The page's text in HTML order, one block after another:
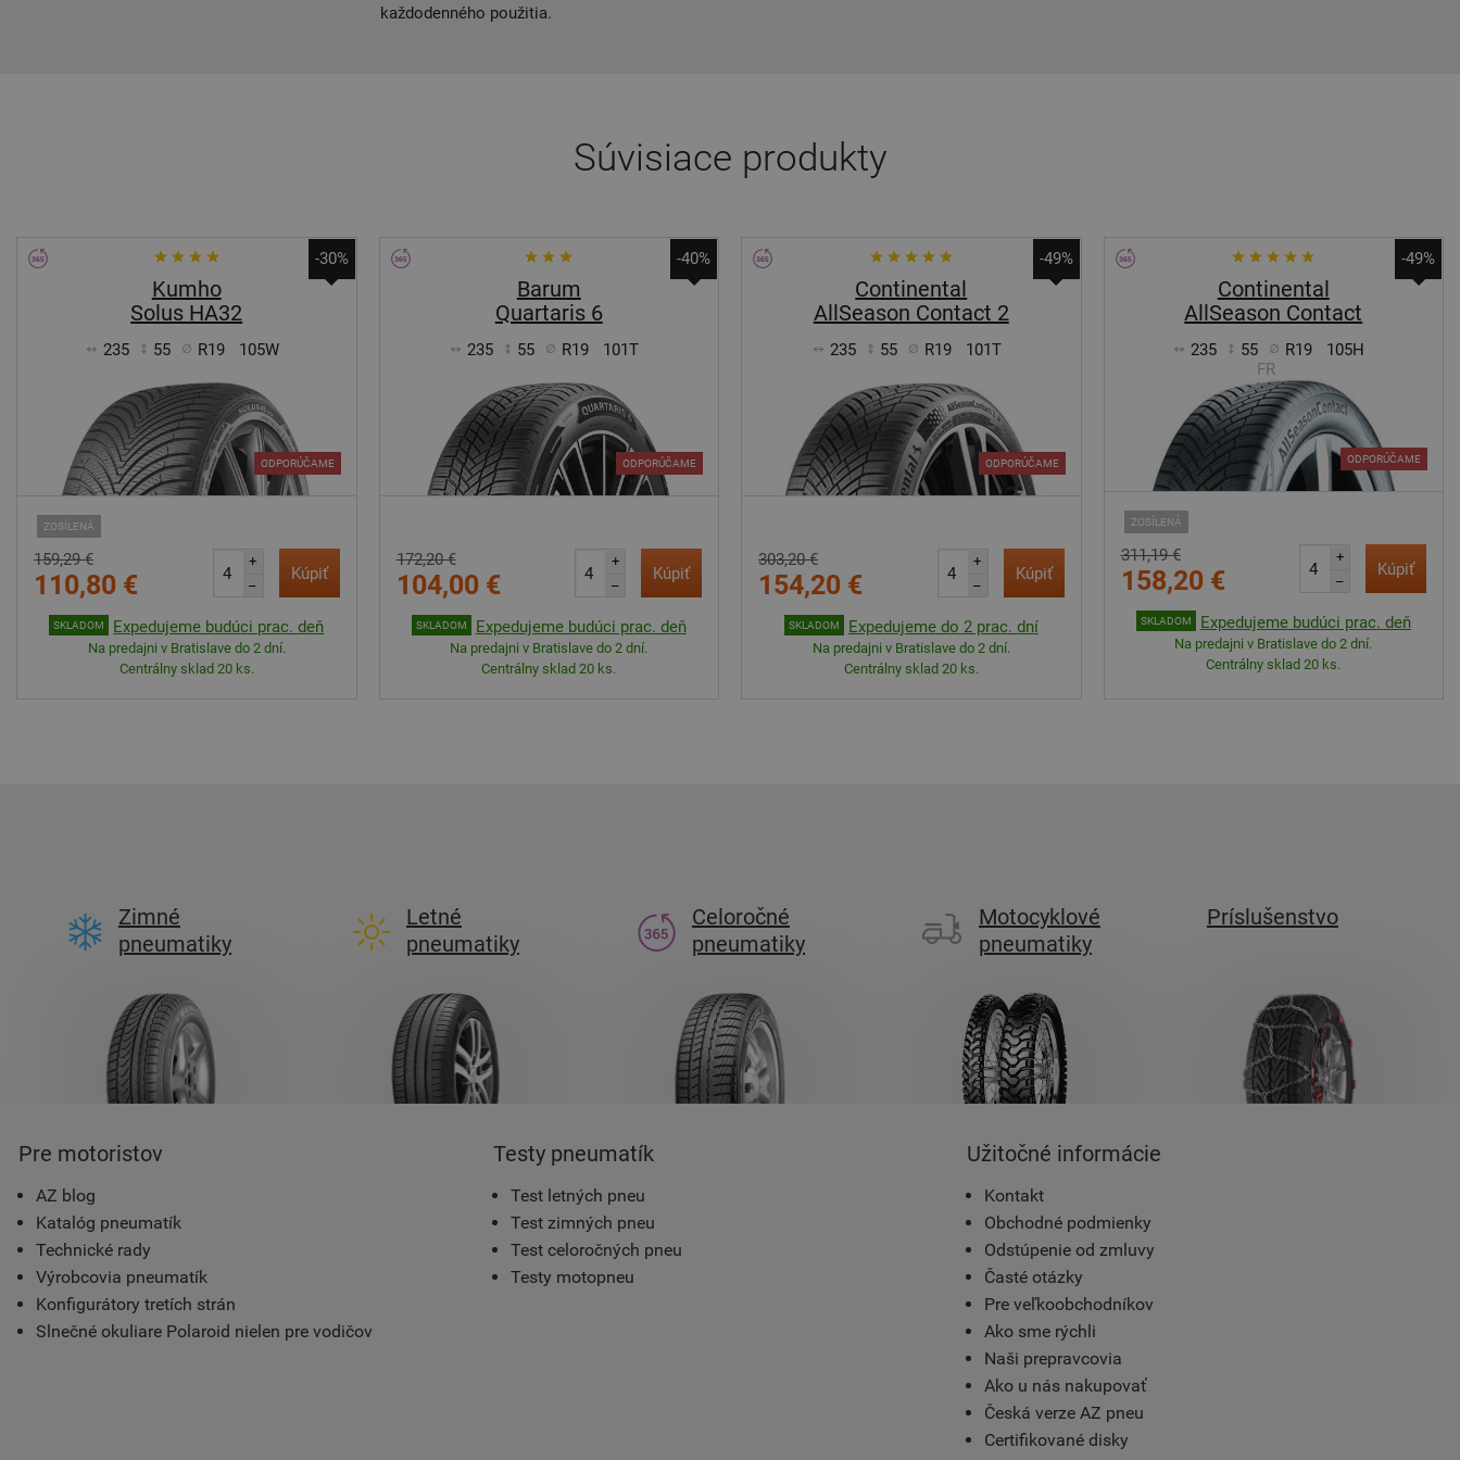
každodenného použitia.
Súvisiace produkty
-30%
Kumho
Solus HA32
235 55 R19 105W
ZOSÍLENÁ
ODPORÚČAME
159,29 €
110,80 €
+
–
Kúpiť
SKLADOM Expedujeme budúci prac. deň
Na predajni v Bratislave do 2 dní.
Centrálny sklad 20 ks.
-40%
Barum
Quartaris 6
235 55 R19 101T
ODPORÚČAME
172,20 €
104,00 €
+
–
Kúpiť
SKLADOM Expedujeme budúci prac. deň
Na predajni v Bratislave do 2 dní.
Centrálny sklad 20 ks.
-49%
Continental
AllSeason Contact 2
235 55 R19 101T
ODPORÚČAME
303,20 €
154,20 €
+
–
Kúpiť
SKLADOM Expedujeme do 2 prac. dní
Na predajni v Bratislave do 2 dní.
Centrálny sklad 20 ks.
-49%
Continental
AllSeason Contact
235 55 R19
105H
FR
ZOSÍLENÁ
ODPORÚČAME
311,19 €
158,20 €
+
–
Kúpiť
SKLADOM Expedujeme budúci prac. deň
Na predajni v Bratislave do 2 dní.
Centrálny sklad 20 ks.
Zimné
pneumatiky
Letné
pneumatiky
Celoročné
pneumatiky
Motocyklové
pneumatiky
Príslušenstvo
Pre motoristov
AZ blog
Katalóg pneumatík
Technické rady
Výrobcovia pneumatík
Konfigurátory tretích strán
Slnečné okuliare Polaroid nielen pre vodičov
Testy pneumatík
Test letných pneu
Test zimných pneu
Test celoročných pneu
Testy motopneu
Užitočné informácie
Kontakt
Obchodné podmienky
Odstúpenie od zmluvy
Časté otázky
Pre veľkoobchodníkov
Ako sme rýchli
Naši prepravcovia
Ako u nás nakupovať
Česká verze AZ pneu
Certifikované disky